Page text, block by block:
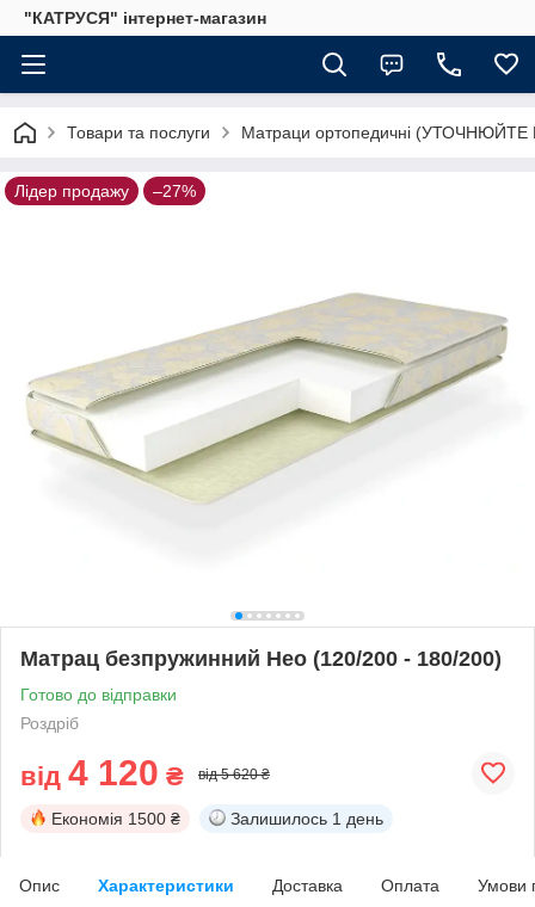
"КАТРУСЯ" інтернет-магазин
Товари та послуги Матраци ортопедичні
Лідер продажу –27%
Матрац безпружинний Нео (120/200 - 180/200)
Готово до відправки
Роздріб
від 4 120 ₴ від 5 620 ₴
Економія 1500 ₴ Залишилось 1 день
Опис Характеристики Доставка Оплата Умови